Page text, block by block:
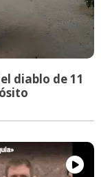
diablo de 11